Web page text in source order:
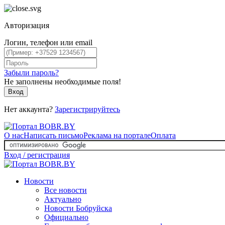
Авторизация
Логин, телефон или email
Забыли пароль?
Не заполнены необходимые поля!
Вход
Нет аккаунта? Зарегистрируйтесь
О насНаписать письмоРеклама на порталеОплата
Вход / регистрация
Новости
Все новости
Актуально
Новости Бобруйска
Официально